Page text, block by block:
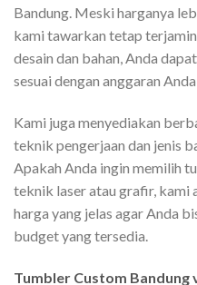
Bandung. Meski harganya
kami tawarkan tetap
desain dan bahan, Anda
sesuai dengan anggaran
Kami juga menyediakan
teknik pengerjaan dan jenis
Apakah Anda ingin memilih
teknik laser atau grafir, kami
harga yang jelas agar Anda
budget yang tersedia.
Tumbler Custom Bandung